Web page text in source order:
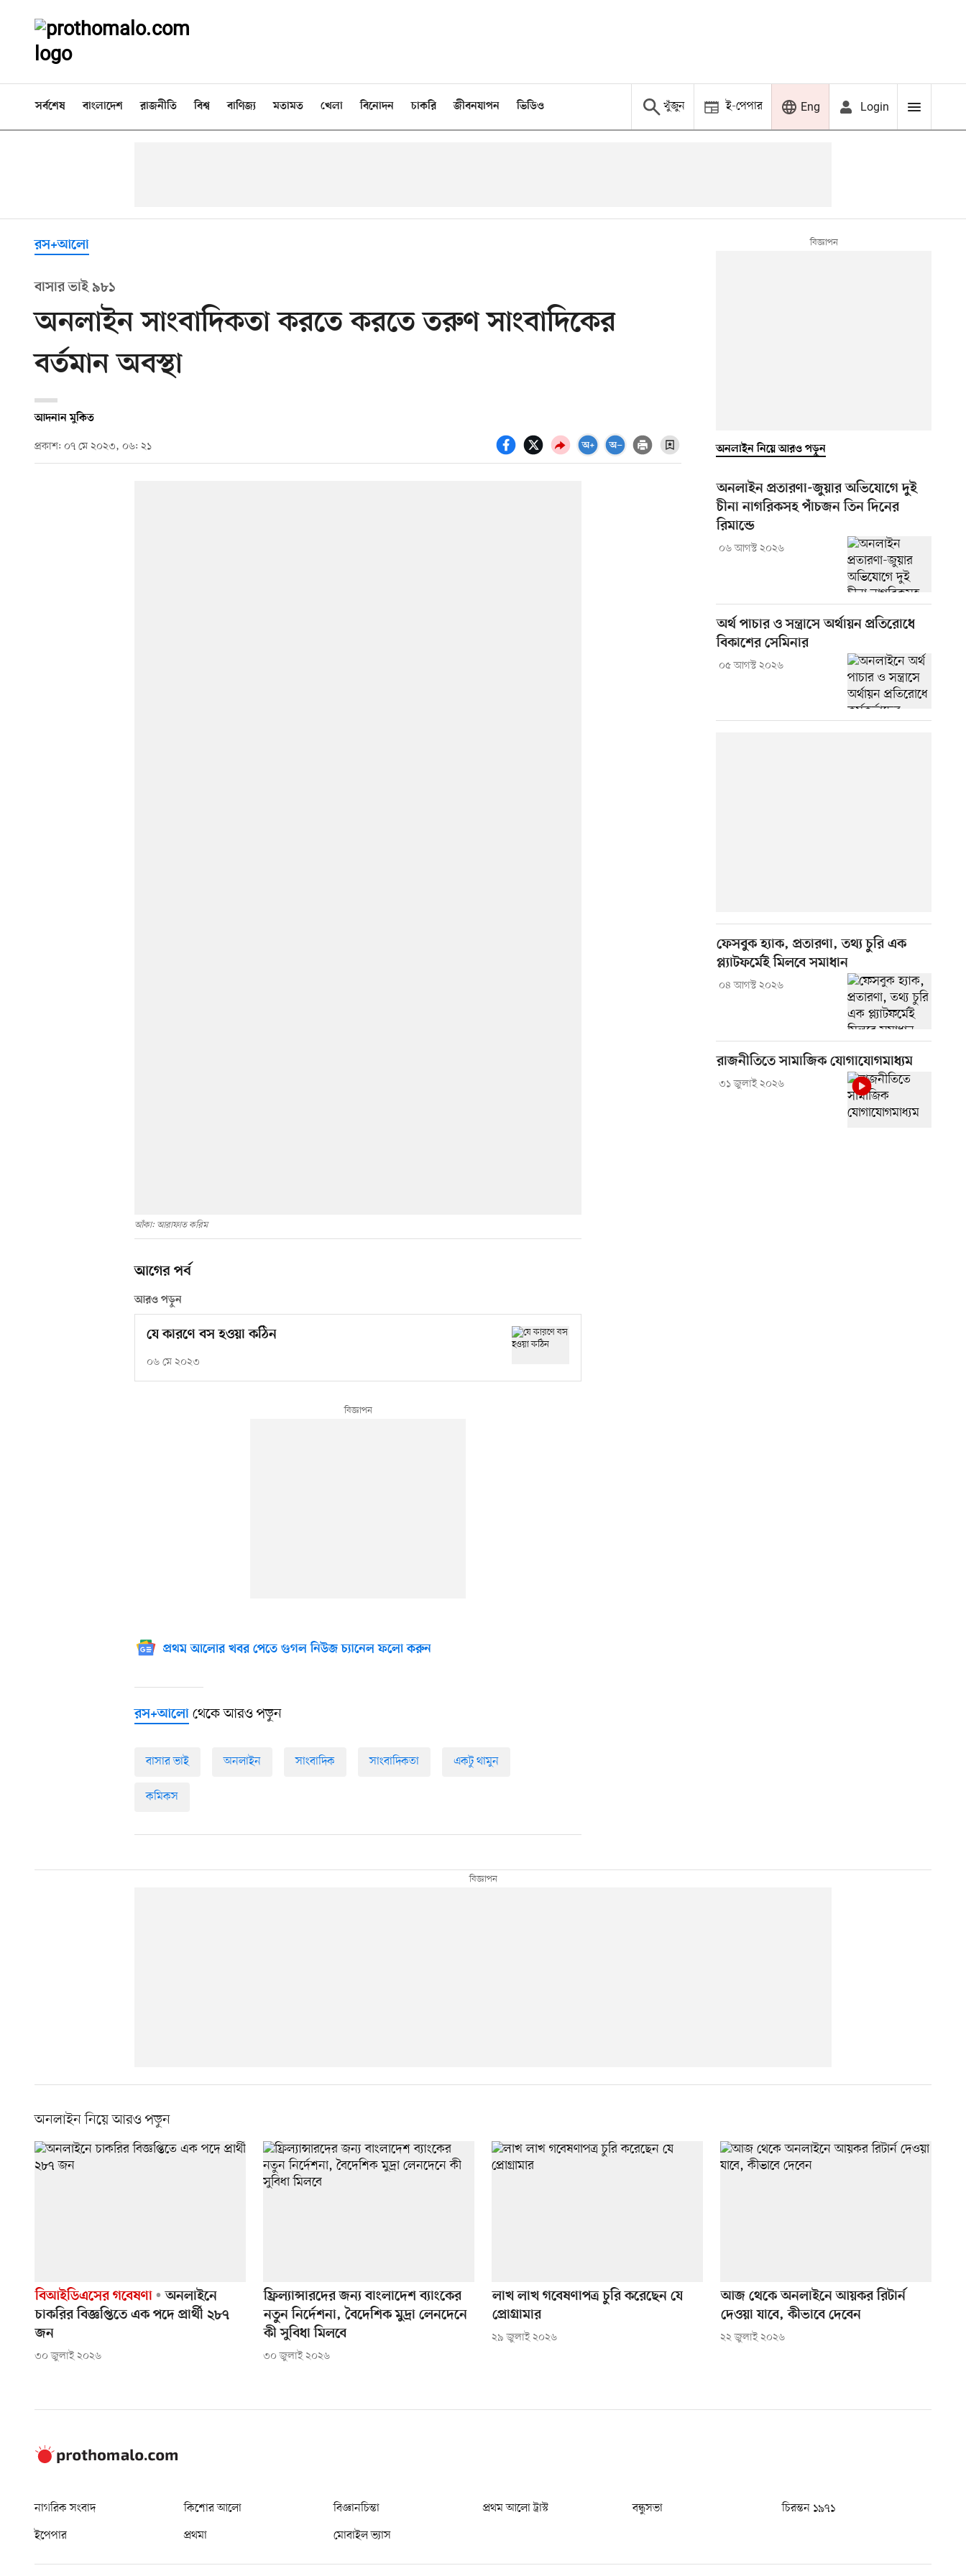
সর্বশেষ বাংলাদেশ রাজনীতি বিশ্ব বাণিজ্য মতামত খেলা বিনোদন চাকরি জীবনযাপন ভিডিও খুঁজুন ই-পেপার Eng Login
রস+আলো
বাসার ভাই ৯৮১
অনলাইন সাংবাদিকতা করতে করতে তরুণ সাংবাদিকের
বর্তমান অবস্থা
আদনান মুকিত
প্রকাশ: ০৭ মে ২০২৩, ০৬: ২১
আঁকা: আরাফাত করিম
আগের পর্ব
আরও পড়ুন
যে কারণে বস হওয়া কঠিন
০৬ মে ২০২৩
প্রথম আলোর খবর পেতে গুগল নিউজ চ্যানেল ফলো করুন
রস+আলো থেকে আরও পড়ুন
বাসার ভাই অনলাইন সাংবাদিক সাংবাদিকতা একটু থামুন
কমিকস
অনলাইন নিয়ে আরও পড়ুন
অনলাইন প্রতারণা-জুয়ার অভিযোগে দুই
চীনা নাগরিকসহ পাঁচজন তিন দিনের
রিমান্ডে
০৬ আগস্ট ২০২৬
অর্থ পাচার ও সন্ত্রাসে অর্থায়ন প্রতিরোধে
বিকাশের সেমিনার
০৫ আগস্ট ২০২৬
ফেসবুক হ্যাক, প্রতারণা, তথ্য চুরি এক
প্ল্যাটফর্মেই মিলবে সমাধান
০৪ আগস্ট ২০২৬
রাজনীতিতে সামাজিক যোগাযোগমাধ্যম
৩১ জুলাই ২০২৬
অনলাইন নিয়ে আরও পড়ুন
বিআইডিএসের গবেষণা
অনলাইনে
চাকরির বিজ্ঞপ্তিতে এক পদে প্রার্থী ২৮৭
জন
৩০ জুলাই ২০২৬
ফ্রিল্যান্সারদের জন্য বাংলাদেশ ব্যাংকের
নতুন নির্দেশনা, বৈদেশিক মুদ্রা লেনদেনে
কী সুবিধা মিলবে
৩০ জুলাই ২০২৬
লাখ লাখ গবেষণাপত্র চুরি করেছেন যে
প্রোগ্রামার
২৯ জুলাই ২০২৬
আজ থেকে অনলাইনে আয়কর রিটার্ন
দেওয়া যাবে, কীভাবে দেবেন
২২ জুলাই ২০২৬
নাগরিক সংবাদ কিশোর আলো বিজ্ঞানচিন্তা প্রথম আলো ট্রাস্ট বন্ধুসভা
চিরন্তন ১৯৭১
ইপেপার
প্রথমা মোবাইল ভ্যাস